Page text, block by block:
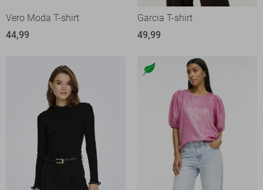
Vero Moda T-shirt
44,99
Garcia T-shirt
49,99